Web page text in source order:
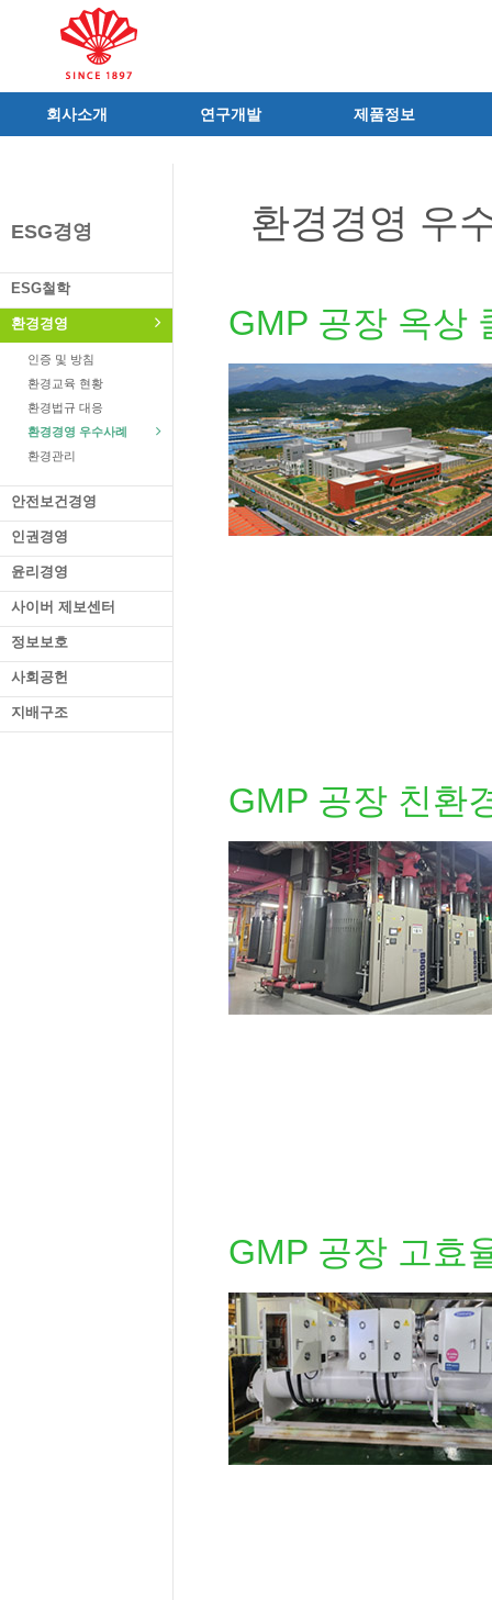
회사소개
사가
연구소/공장
가족친화우수기업
오시는길
가족회사
연구개발
조직 및 업무
중점 연구분야
기술혁신 네트워크
글로벌 동화
제품정보
전문의약품
의료기기
의약외품
화장품
건강기능식품
식품ㆍ음료
공산품ㆍ기타
ESG경영
ESG철학
환경경영
인증 및 방침
환경교육 현황
환경법규 대응
환경경영 우수사례
환경관리
안전보건경영
인권경영
윤리경영
사이버 제보센터
정보보호
사회공헌
지배구조
환경경영 우
GMP 공장 옥상
GMP 공장 친환
GMP 공장 고효